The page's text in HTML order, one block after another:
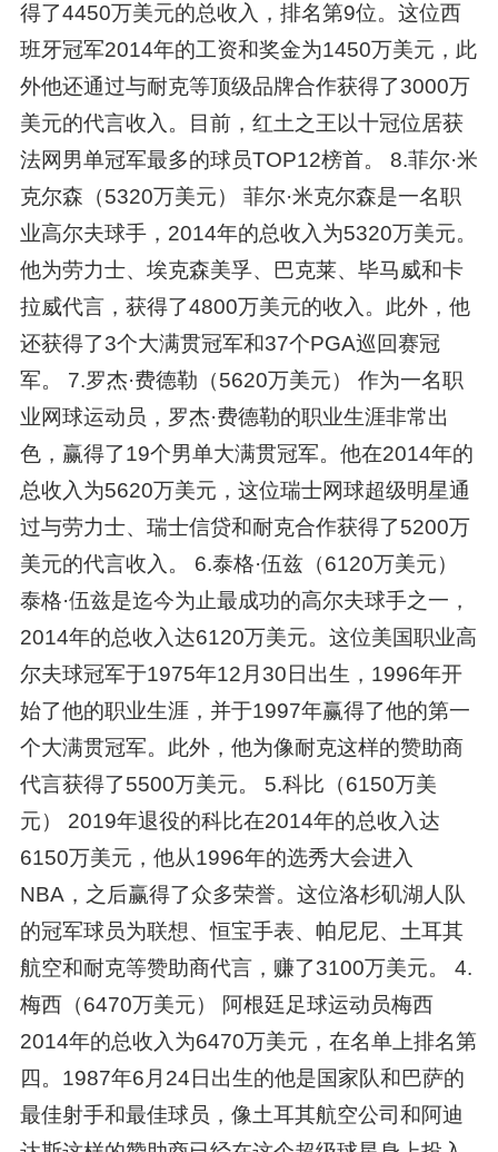
得了4450万美元的总收入，排名第9位。这位西
班牙冠军2014年的工资和奖金为1450万美元，此
外他还通过与耐克等顶级品牌合作获得了3000万
美元的代言收入。目前，红土之王以十冠位居获
法网男单冠军最多的球员TOP12榜首。 8.菲尔·米
克尔森（5320万美元） 菲尔·米克尔森是一名职
业高尔夫球手，2014年的总收入为5320万美元。
他为劳力士、埃克森美孚、巴克莱、毕马威和卡
拉威代言，获得了4800万美元的收入。此外，他
还获得了3个大满贯冠军和37个PGA巡回赛冠
军。 7.罗杰·费德勒（5620万美元） 作为一名职
业网球运动员，罗杰·费德勒的职业生涯非常出
色，赢得了19个男单大满贯冠军。他在2014年的
总收入为5620万美元，这位瑞士网球超级明星通
过与劳力士、瑞士信贷和耐克合作获得了5200万
美元的代言收入。 6.泰格·伍兹（6120万美元）
泰格·伍兹是迄今为止最成功的高尔夫球手之一，
2014年的总收入达6120万美元。这位美国职业高
尔夫球冠军于1975年12月30日出生，1996年开
始了他的职业生涯，并于1997年赢得了他的第一
个大满贯冠军。此外，他为像耐克这样的赞助商
代言获得了5500万美元。 5.科比（6150万美
元） 2019年退役的科比在2014年的总收入达
6150万美元，他从1996年的选秀大会进入
NBA，之后赢得了众多荣誉。这位洛杉矶湖人队
的冠军球员为联想、恒宝手表、帕尼尼、土耳其
航空和耐克等赞助商代言，赚了3100万美元。 4.
梅西（6470万美元） 阿根廷足球运动员梅西
2014年的总收入为6470万美元，在名单上排名第
四。1987年6月24日出生的他是国家队和巴萨的
最佳射手和最佳球员，像土耳其航空公司和阿迪